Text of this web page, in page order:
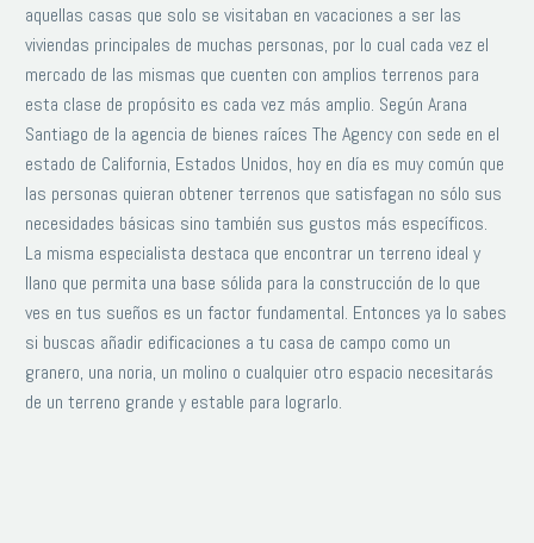
aquellas casas que solo se visitaban en vacaciones a ser las
viviendas principales de muchas personas, por lo cual cada vez el
mercado de las mismas que cuenten con amplios terrenos para
esta clase de propósito es cada vez más amplio. Según Arana
Santiago de la agencia de bienes raíces The Agency con sede en el
estado de California, Estados Unidos, hoy en día es muy común que
las personas quieran obtener terrenos que satisfagan no sólo sus
necesidades básicas sino también sus gustos más específicos.
La misma especialista destaca que encontrar un terreno ideal y
llano que permita una base sólida para la construcción de lo que
ves en tus sueños es un factor fundamental. Entonces ya lo sabes
si buscas añadir edificaciones a tu casa de campo como un
granero, una noria, un molino o cualquier otro espacio necesitarás
de un terreno grande y estable para lograrlo.